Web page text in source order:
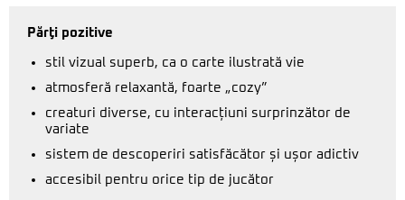
Părţi pozitive
stil vizual superb, ca o carte ilustrată vie
atmosferă relaxantă, foarte „cozy”
creaturi diverse, cu interacțiuni surprinzător de
variate
sistem de descoperiri satisfăcător și ușor adictiv
accesibil pentru orice tip de jucător